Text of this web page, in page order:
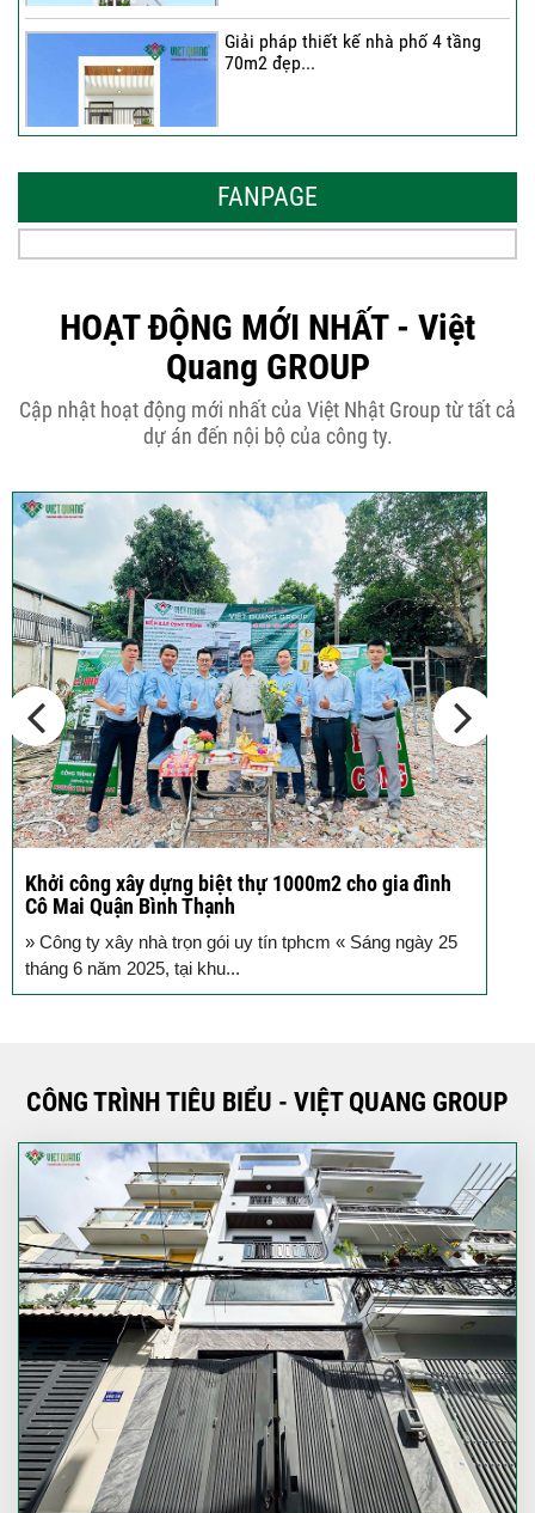
Giải pháp thiết kế nhà phố 4 tầng
70m2 đẹp...
đẹp, sang...
50m2...
Những điều cần biết khi thiết kế nhà
phố 5...
Cập nhật xu thế thiết kế nhà phố 5
tầng...
Các thiết kế nhà phố 2 tầng 110m2
đơn giản,...
FANPAGE
HOẠT ĐỘNG MỚI NHẤT - Việt
Quang GROUP
Cập nhật hoạt động mới nhất của Việt Nhật Group từ tất cả
dự án đến nội bộ của công ty.
biệt thự 1000m2 cho gia đình
Thạnh
trọn gói uy tín tphcm « Sáng ngày 25
tại khu...
Khởi công xây
Sáng nay, tại đường
CÔNG TRÌNH TIÊU BIỂU - VIỆT QUANG GROUP